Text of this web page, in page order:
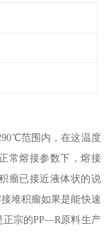
范围内，在这温度
常熔接参数下，熔接
瘤已接近液体状的说
堆积瘤如果是能快速
正宗的PP—R原料生产